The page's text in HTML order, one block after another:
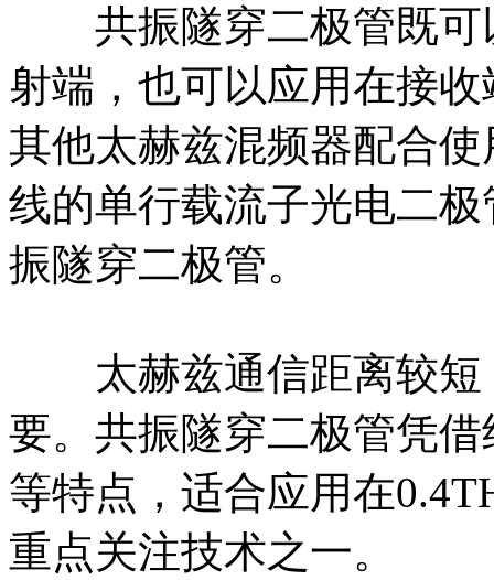
共振隧穿二极管既可
射端，也可以应用在接
其他太赫兹混频器配合
线的单行载流子光电二
振隧穿二极管。
太赫兹通信距离较短
要。共振隧穿二极管凭
等特点，适合应用在
重点关注技术之一。